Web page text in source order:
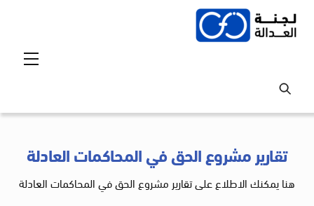
Skip
تقارير مشروع الحق في المحاكمات العادلة
هنا يمكنك الاطلاع على تقارير مشروع الحق في المحاكمات العادلة